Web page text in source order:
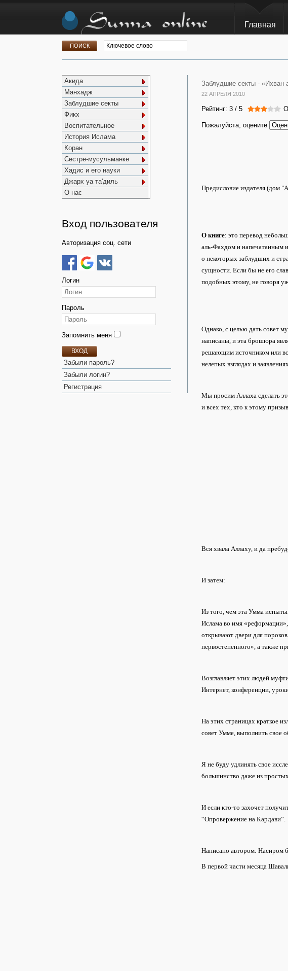
Главная
Акида
Манхадж
Заблудшие секты
Фикх
Воспитательное
История Ислама
Коран
Сестре-мусульманке
Хадис и его науки
Джарх уа та'диль
О нас
Вход пользователя
Авторизация соц. сети
Логин
Пароль
Запомнить меня
ВХОД
Забыли пароль?
Забыли логин?
Регистрация
Заблудшие секты - «Ихван
22 АПРЕЛЯ 2010
Рейтинг: 3 / 5
Пожалуйста, оцените
Предисловие издателя (дом
О книге: это перевод
аль-Фахдом и напечатанным
о некоторых заблудших и
сущности. Если бы не его
подобных этому, не говоря
Однако, с целью дать совет
написаны, и эта брошюра
решающим источником или
нелепых взглядах и
Мы просим Аллаха сделать
и всех тех, кто к этому
Вся хвала Аллаху, и да
И затем:
Из того, чем эта Умма
Ислама во имя
открывают двери для
первостепенного», а также
Возглавляет этих людей
Интернет, конференции,
На этих страницах краткое
совет Умме, выполнить свое
Я не буду удлинять свое
большинство даже из
И если кто-то захочет
“Опровержение на Кардави”.
Написано автором: Насиром
В первой части месяца